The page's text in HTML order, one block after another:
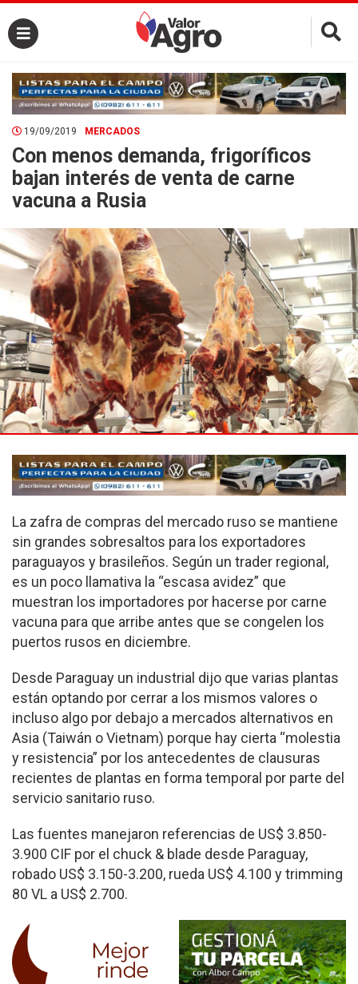
×
19/09/2019 MERCADOS
Con menos demanda, frigoríficos
bajan interés de venta de carne
vacuna a Rusia
La zafra de compras del mercado ruso se mantiene
sin grandes sobresaltos para los exportadores
paraguayos y brasileños. Según un trader regional,
es un poco llamativa la “escasa avidez” que
muestran los importadores por hacerse por carne
vacuna para que arribe antes que se congelen los
puertos rusos en diciembre.
Desde Paraguay un industrial dijo que varias plantas
están optando por cerrar a los mismos valores o
incluso algo por debajo a mercados alternativos en
Asia (Taiwán o Vietnam) porque hay cierta “molestia
y resistencia” por los antecedentes de clausuras
recientes de plantas en forma temporal por parte del
servicio sanitario ruso.
Las fuentes manejaron referencias de US$ 3.850-
3.900 CIF por el chuck & blade desde Paraguay,
robado US$ 3.150-3.200, rueda US$ 4.100 y trimming
80 VL a US$ 2.700.